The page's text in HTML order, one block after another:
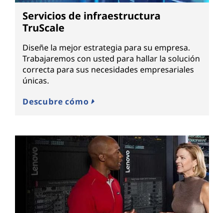
Servicios de infraestructura
TruScale
Diseñe la mejor estrategia para su empresa.
Trabajaremos con usted para hallar la solución
correcta para sus necesidades empresariales
únicas.
Descubre cómo